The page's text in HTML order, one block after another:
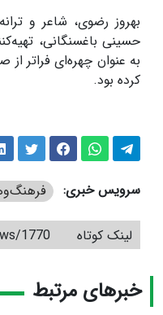
بهروز رضوی، شاعر و
حسینی باغسنگانی،
به عنوان چهره‌ای فراتر
کرده بود.
سرویس خبری:
لینک کوتاه 1770
خبرهای مرتبط